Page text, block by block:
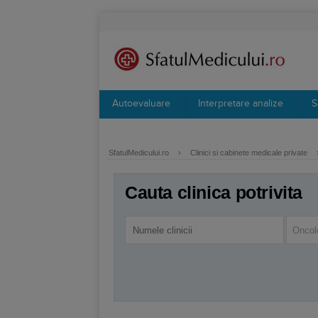
Autoevaluare Interpretare analize
SfatulMedicului.ro › Clinici si cabinete medicale private
Cauta clinica potrivita